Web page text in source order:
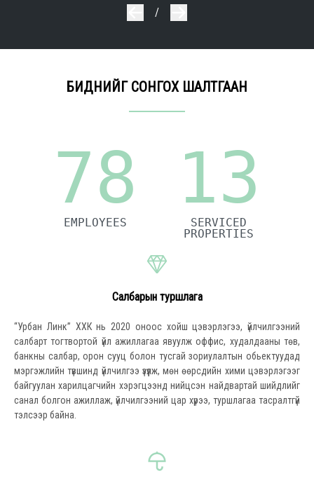
/
БИДНИЙГ СОНГОХ ШАЛТГААН
78
EMPLOYEES
13
SERVICED
PROPERTIES
Салбарын туршлага
“Урбан Линк” ХХК нь 2020 оноос хойш цэвэрлэгээ, үйлчилгээний
салбарт тогтвортой үйл ажиллагаа явуулж оффис, худалдааны төв,
банкны салбар, орон сууц болон тусгай зориулалтын обьектуудад
мэргэжлийн түвшинд үйлчилгээ үзүүлж, мөн өөрсдийн хими цэвэрлэгээг
байгуулан харилцагчийн хэрэгцээнд нийцсэн найдвартай шийдлийг
санал болгон ажиллаж, үйлчилгээний цар хүрээ, туршлагаа тасралтгүй
тэлсээр байна.